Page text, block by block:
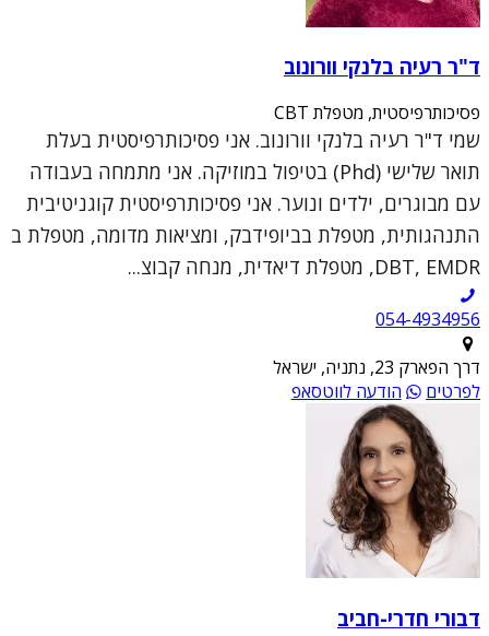
ד"ר רעיה בלנקי וורונוב
פסיכותרפיסטית, מטפלת CBT
שמי ד"ר רעיה בלנקי וורונוב. אני פסיכותרפיסטית בעלת
תואר שלישי (Phd) בטיפול במוזיקה. אני מתמחה בעבודה
עם מבוגרים, ילדים ונוער. אני פסיכותרפיסטית קוגניטיבית
התנהגותית, מטפלת בביופידבק, ומציאות מדומה, מטפלת ב
DBT, EMDR, מטפלת דיאדית, מנחה קבוצ...
054-4934956
דרך הפארק 23, נתניה, ישראל
לפרטים
הודעה לווטסאפ
דבורי חדרי-חביב